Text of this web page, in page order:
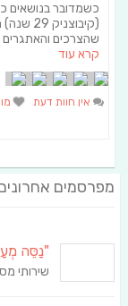
כשמדובר בנושאים
(קיבוצניק 29
שהצרכים והאתגרים
קרא עוד
אין חוות דעת
מפרסמים
"נַסֵּה
שירותי